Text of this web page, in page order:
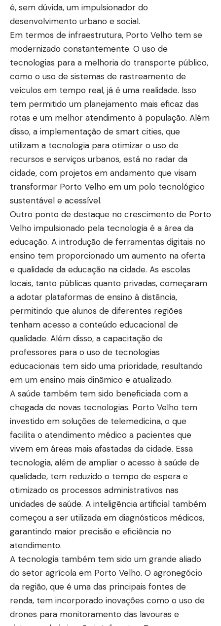
é, sem dúvida, um impulsionador do
desenvolvimento urbano e social.
Em termos de infraestrutura, Porto Velho tem se
modernizado constantemente. O uso de
tecnologias para a melhoria do transporte público,
como o uso de sistemas de rastreamento de
veículos em tempo real, já é uma realidade. Isso
tem permitido um planejamento mais eficaz das
rotas e um melhor atendimento à população. Além
disso, a implementação de smart cities, que
utilizam a tecnologia para otimizar o uso de
recursos e serviços urbanos, está no radar da
cidade, com projetos em andamento que visam
transformar Porto Velho em um polo tecnológico
sustentável e acessível.
Outro ponto de destaque no crescimento de Porto
Velho impulsionado pela tecnologia é a área da
educação. A introdução de ferramentas digitais no
ensino tem proporcionado um aumento na oferta
e qualidade da educação na cidade. As escolas
locais, tanto públicas quanto privadas, começaram
a adotar plataformas de ensino à distância,
permitindo que alunos de diferentes regiões
tenham acesso a conteúdo educacional de
qualidade. Além disso, a capacitação de
professores para o uso de tecnologias
educacionais tem sido uma prioridade, resultando
em um ensino mais dinâmico e atualizado.
A saúde também tem sido beneficiada com a
chegada de novas tecnologias. Porto Velho tem
investido em soluções de telemedicina, o que
facilita o atendimento médico a pacientes que
vivem em áreas mais afastadas da cidade. Essa
tecnologia, além de ampliar o acesso à saúde de
qualidade, tem reduzido o tempo de espera e
otimizado os processos administrativos nas
unidades de saúde. A inteligência artificial também
começou a ser utilizada em diagnósticos médicos,
garantindo maior precisão e eficiência no
atendimento.
A tecnologia também tem sido um grande aliado
do setor agrícola em Porto Velho. O agronegócio
da região, que é uma das principais fontes de
renda, tem incorporado inovações como o uso de
drones para monitoramento das lavouras e